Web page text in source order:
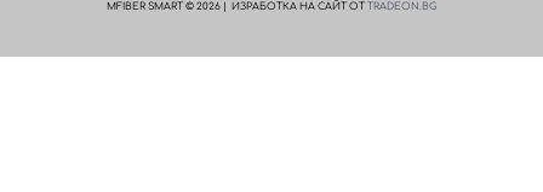
MFIBER SMART © 2026 | ИЗРАБОТКА НА САЙТ ОТ TRADEON.BG